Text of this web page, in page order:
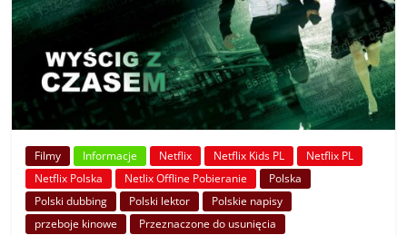
Filmy Informacje Netflix Netflix Kids PL
Netflix PL
Netflix Polska
Netlix Offline Pobieranie
Polska
Polski dubbing
Polski lektor
Polskie napisy
przeboje kinowe
Przeznaczone do usunięcia